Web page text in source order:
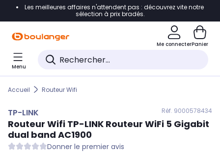
Accéder directement à la navigation
Accéder directement au pied de page
Accéder directement au chatbot
Les meilleures affaires n'attendent pas : découvrez vite notre
sélection à prix bradés.
Me connecterPanier
Menu
Accueil Routeur Wifi
TP-LINK Réf. 9000578434
Routeur Wifi TP-LINK Routeur WiFi 5 Gigabit
dual band AC1900
Donner le premier avis